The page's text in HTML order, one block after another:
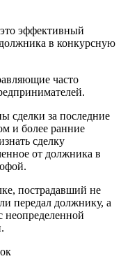
эффективный
в конкурсную
часто
сделки за последние
и более ранние
сделку
от должника в
пострадавший не
передал должнику, а
неопределенной